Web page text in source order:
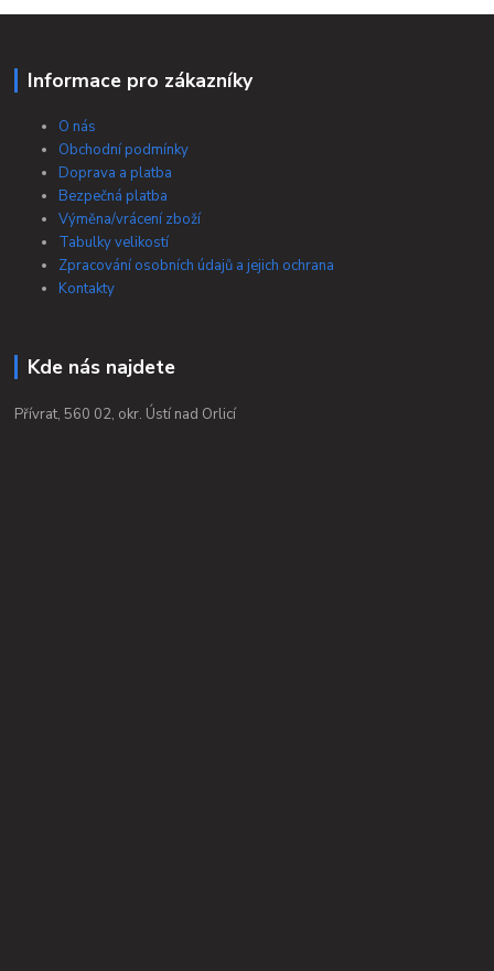
Informace pro zákazníky
O nás
Obchodní podmínky
Doprava a platba
Bezpečná platba
Výměna/vrácení zboží
Tabulky velikostí
Zpracování osobních údajů a jejich ochrana
Kontakty
Kde nás najdete
Přívrat, 560 02, okr. Ústí nad Orlicí